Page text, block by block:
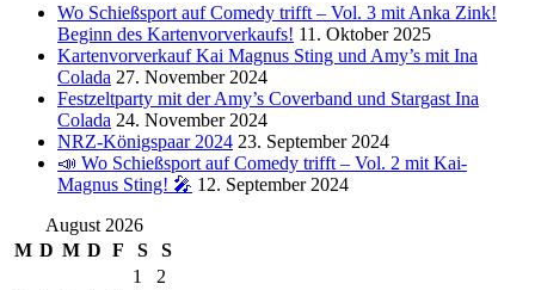
Wo Schießsport auf Comedy trifft – Vol. 3 mit Anka Zink!
Beginn des Kartenvorverkaufs! 11. Oktober 2025
Kartenvorverkauf Kai Magnus Sting und Amy’s mit Ina
Colada 27. November 2024
Festzeltparty mit der Amy’s Coverband und Stargast Ina
Colada 24. November 2024
NRZ-Königspaar 2024 23. September 2024
📣 Wo Schießsport auf Comedy trifft – Vol. 2 mit Kai-
Magnus Sting! 🎤 12. September 2024
August 2026
M D M D F S
S
1
2